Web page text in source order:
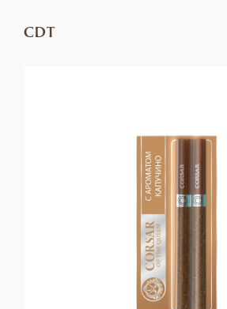
CDT